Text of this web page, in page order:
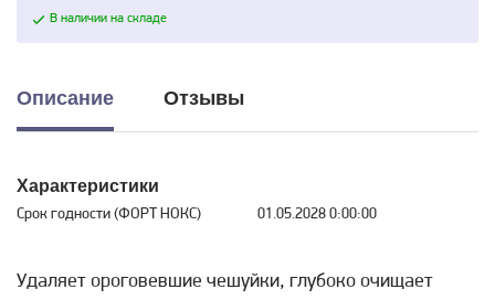
В наличии на складе
Описание Отзывы
Характеристики
Срок годности (ФОРТ НОКС) 01.05.2028 0:00:00
Удаляет ороговевшие чешуйки, глубоко очищает